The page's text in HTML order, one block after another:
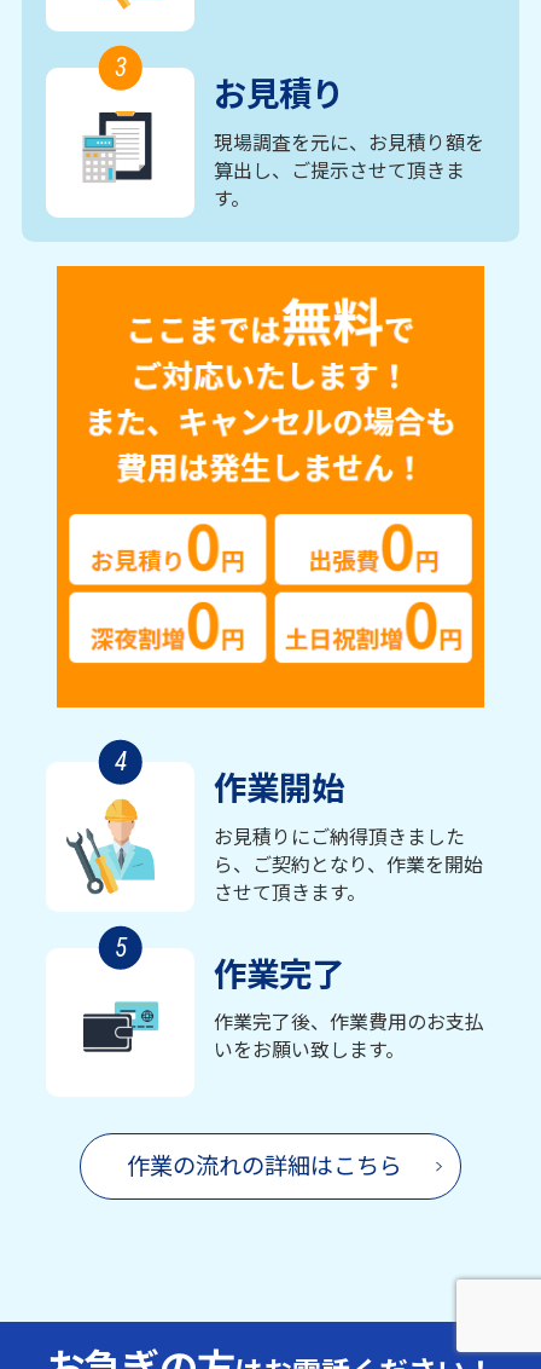
3
お見積り
現場調査を元に、お見積り額を
算出し、ご提示させて頂きま
す。
4
作業開始
お見積りにご納得頂きました
ら、ご契約となり、作業を開始
させて頂きます。
5
作業完了
作業完了後、作業費用のお支払
いをお願い致します。
作業の流れの詳細はこちら